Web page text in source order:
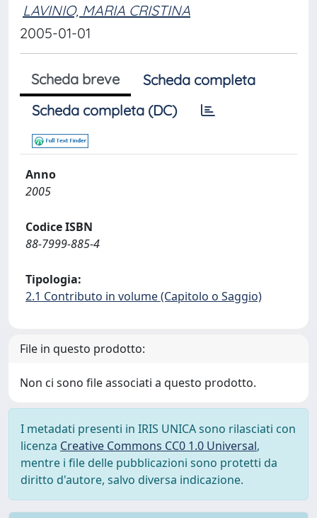
LAVINIO, MARIA CRISTINA
2005-01-01
Scheda breve
Scheda completa
Scheda completa (DC)
Anno
2005
Codice ISBN
88-7999-885-4
Tipologia:
2.1 Contributo in volume (Capitolo o Saggio)
File in questo prodotto:
Non ci sono file associati a questo prodotto.
I metadati presenti in IRIS UNICA sono rilasciati con
licenza Creative Commons CC0 1.0 Universal,
mentre i file delle pubblicazioni sono protetti da
diritto d'autore, salvo diversa indicazione.